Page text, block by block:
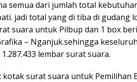
semua dari jumlah total
jadi total yang di tiba di gudang
suara untuk Pilbup dan 1 box
– Nganjuk.sehingga
lembar surat suara.
surat suara untuk Pemilihan